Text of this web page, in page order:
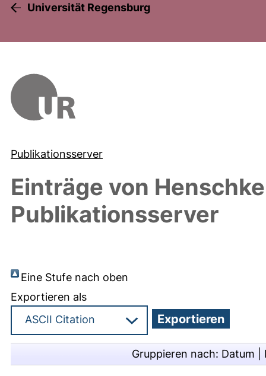
Universität Regensburg
Publikationsserver
Einträge von
Publikationsserver
Eine Stufe nach oben
Exportieren als
Gruppieren nach: Datum